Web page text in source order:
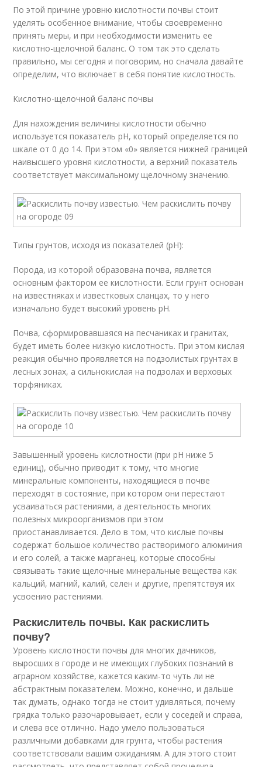
По этой причине уровню кислотности почвы стоит
уделять особенное внимание, чтобы своевременно
принять меры, и при необходимости изменить ее
кислотно-щелочной баланс. О том так это сделать
правильно, мы сегодня и поговорим, но сначала давайте
определим, что включает в себя понятие кислотность.
Кислотно-щелочной баланс почвы
Для нахождения величины кислотности обычно
используется показатель рН, который определяется по
шкале от 0 до 14. При этом «0» является нижней границей
наивысшего уровня кислотности, а верхний показатель
соответствует максимальному щелочному значению.
Типы грунтов, исходя из показателей (рН):
Порода, из которой образована почва, является
основным фактором ее кислотности. Если грунт основан
на известняках и известковых сланцах, то у него
изначально будет высокий уровень pH.
Почва, сформировавшаяся на песчаниках и гранитах,
будет иметь более низкую кислотность. При этом кислая
реакция обычно проявляется на подзолистых грунтах в
лесных зонах, а сильнокислая на подзолах и верховых
торфяниках.
Завышенный уровень кислотности (при рН ниже 5
единиц), обычно приводит к тому, что многие
минеральные компоненты, находящиеся в почве
переходят в состояние, при котором они перестают
усваиваться растениями, а деятельность многих
полезных микроорганизмов при этом
приостанавливается. Дело в том, что кислые почвы
содержат большое количество растворимого алюминия
и его солей, а также марганец, которые способны
связывать такие щелочные минеральные вещества как
кальций, магний, калий, селен и другие, препятствуя их
усвоению растениями.
Раскислитель почвы. Как раскислить
почву?
Уровень кислотности почвы для многих дачников,
выросших в городе и не имеющих глубоких познаний в
аграрном хозяйстве, кажется каким-то чуть ли не
абстрактным показателем. Можно, конечно, и дальше
так думать, однако тогда не стоит удивляться, почему
грядка только разочаровывает, если у соседей и справа,
и слева все отлично. Надо умело пользоваться
различными добавками для грунта, чтобы растения
соответствовали вашим ожиданиям. А для этого стоит